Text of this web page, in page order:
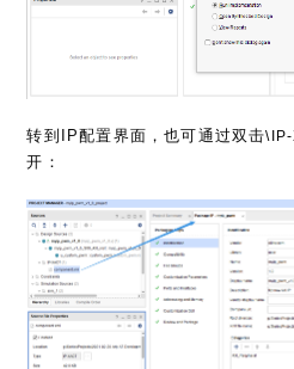
转到IP配置界面，也可通过双击
开：